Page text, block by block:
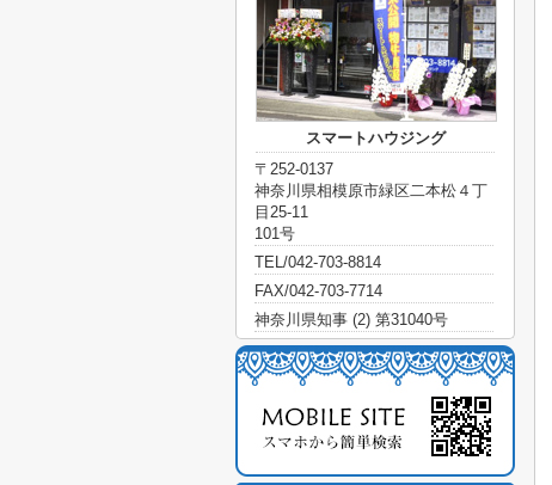
スマートハウジング
〒252-0137
神奈川県相模原市緑区二本松４丁
目25-11
101号
TEL/042-703-8814
FAX/042-703-7714
神奈川県知事 (2) 第31040号